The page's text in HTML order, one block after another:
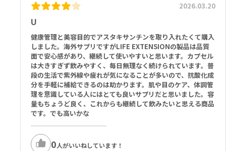
U
2026.03.20
健康管理と美容目的でアスタキサンチンを取り入れたくて購入
しました。海外サプリですがLIFE EXTENSIONの製品は品質
面で安心感があり、継続して使いやすいと思います。カプセル
は大きすぎず飲みやすく、毎日無理なく続けられています。普
段の生活で紫外線や疲れが気になることが多いので、抗酸化成
分を手軽に補給できるのは助かります。肌や目のケア、体調管
理を意識している人にはとても良いサプリだと思いました。容
量もちょうど良く、これからも継続して飲みたいと思える商品
です。でも高いかな
0人がいいねしています！